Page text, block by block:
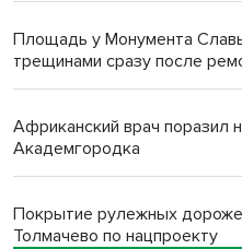
Площадь у Монумента
трещинами сразу после
Африканский врач поразил
Академгородка
Покрытие рулежных
Толмачево по нацпроекту